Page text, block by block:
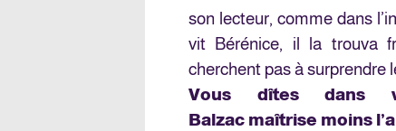
son lecteur, comme dans
vit Bérénice, il la trouva
cherchent pas à surprendre
Vous dîtes dans
Balzac maîtrise moins